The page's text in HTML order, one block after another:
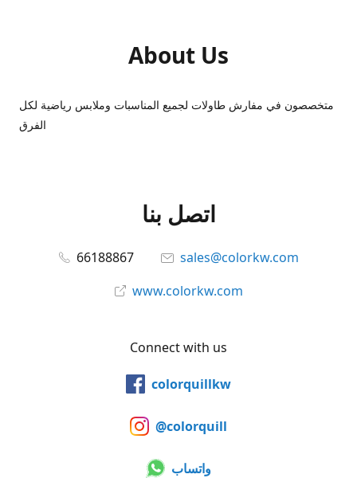
About Us
متخصصون في مفارش طاولات لجميع المناسبات وملابس رياضية لكل
الفرق
اتصل بنا
66188867
sales@colorkw.com
www.colorkw.com
Connect with us
colorquillkw
@colorquill
واتساب